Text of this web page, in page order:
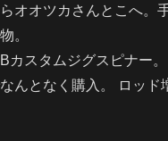
オオツカさんとこへ。
。
カスタムジグスピナー
んとなく購入。 ロッド